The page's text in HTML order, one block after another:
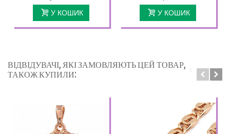
У КОШИК
У КОШИК
ВІДВІДУВАЧІ, ЯКІ ЗАМОВЛЯЮТЬ ЦЕЙ ТОВАР,
ТАКОЖ КУПИЛИ: